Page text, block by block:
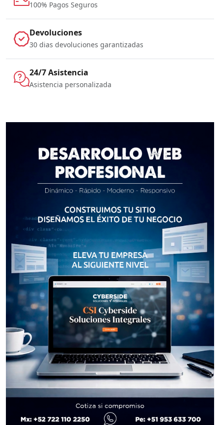
100% Pagos Seguros
Devoluciones
30 dias devoluciones garantizadas
24/7 Asistencia
Asistencia personalizada